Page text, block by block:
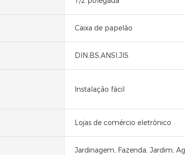
Caixa de papelão
DIN,BS,ANSI,JIS
Instalação fácil
Lojas de comércio eletrônico
Jardinagem, Fazenda, Jardim,